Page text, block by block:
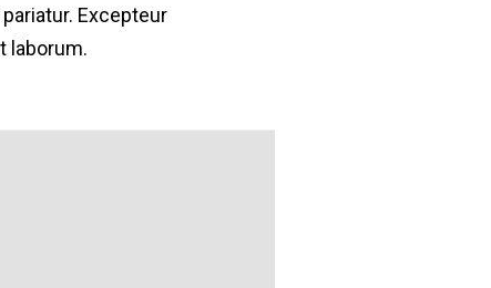
Excepteur
laborum.